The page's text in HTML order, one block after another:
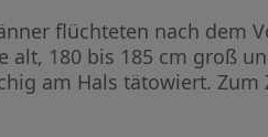
flüchteten nach dem
alt, 180 bis 185 cm groß
am Hals tätowiert.